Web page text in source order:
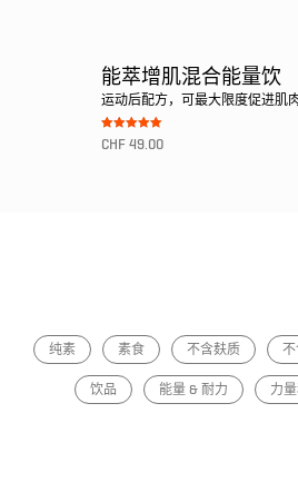
能萃增肌混合能量饮
运动后配方，可最大限度促进肌
Bewertet mit
5.00
CHF 49.00
纯素 素食 不含麸质 不
饮品 能量 & 耐力 力